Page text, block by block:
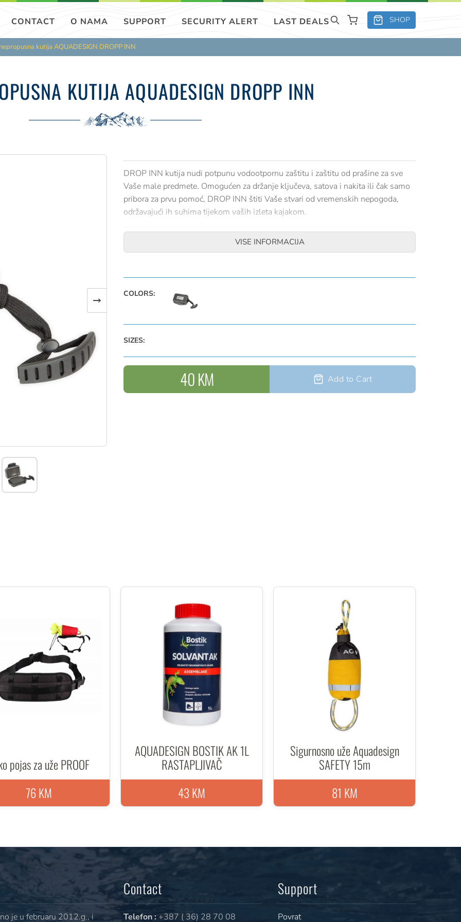
CONTACT O NAMA SUPPORT SECURITY ALERT LAST DEALS SHOP
kutija AQUADESIGN DROPP INN
KUTIJA AQUADESIGN DROPP INN
→
DROP INN kutija nudi potpunu vodootpornu zaštitu i zaštitu od prašine za sve
Vaše male predmete. Omogućen za držanje ključeva, satova i nakita ili čak samo
pribora za prvu pomoć, DROP INN štiti Vaše stvari od vremenskih nepogoda,
održavajući ih suhima tijekom vaših izleta kajakom.
Podesiva ručka za nošenje
Prolaznici dostupni za kopčanje ili lokot
Nosač od pjene sa unaprijed izrezanom rešetkom za prilagođavanje formata
zaštite
VISE INFORMACIJA
COLORS:
SIZES:
40 KM Add to Cart
pojas za uže PROOF
76 KM
AQUADESIGN BOSTIK AK 1L
RASTAPLJIVAČ
43 KM
Sigurnosno uže Aquadesign
SAFETY 15m
81 KM
je u februaru 2012.g., i
Contact
Telefon : +387 ( 36) 28 70 08
Support
Povrat